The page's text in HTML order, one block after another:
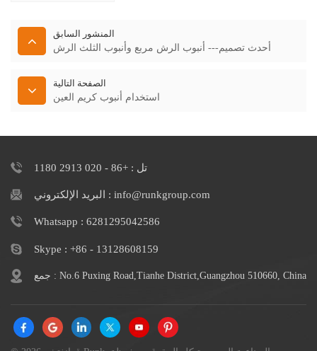
المنشور السابق
أحدث تصميم--- أنبوب الرش مربع وأنبوب الثلث الرش
الصفحة التالية
استخدام أنبوب كريم العين
تل : +86 - 020 2913 1180
البريد الإلكتروني : info@runkgroup.com
Whatsapp : 6281295042586
Skype : +86 - 13128608159
جمع : No.6 Puxing Road,Tianhe District,Guangzhou 510660, China